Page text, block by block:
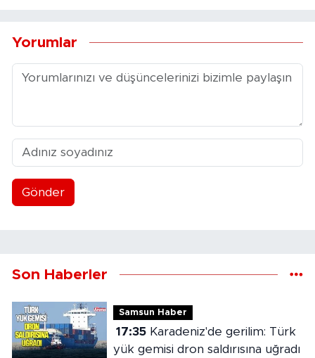
Yorumlar
Gönder
Son Haberler
Samsun Haber
17:35Karadeniz'de gerilim: Türk
yük gemisi dron saldırısına uğradı